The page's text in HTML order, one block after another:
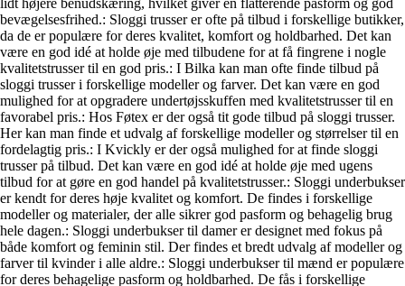
bevægelsesfrihed.: Sloggi trusser er ofte på tilbud i forskellige butikker,
da de er populære for deres kvalitet, komfort og holdbarhed. Det kan
være en god idé at holde øje med tilbudene for at få fingrene i nogle
kvalitetstrusser til en god pris.: I Bilka kan man ofte finde tilbud på
sloggi trusser i forskellige modeller og farver. Det kan være en god
mulighed for at opgradere undertøjsskuffen med kvalitetstrusser til en
favorabel pris.: Hos Føtex er der også tit gode tilbud på sloggi trusser.
Her kan man finde et udvalg af forskellige modeller og størrelser til en
fordelagtig pris.: I Kvickly er der også mulighed for at finde sloggi
trusser på tilbud. Det kan være en god idé at holde øje med ugens
tilbud for at gøre en god handel på kvalitetstrusser.: Sloggi underbukser
er kendt for deres høje kvalitet og komfort. De findes i forskellige
modeller og materialer, der alle sikrer god pasform og behagelig brug
hele dagen.: Sloggi underbukser til damer er designet med fokus på
både komfort og feminin stil. Der findes et bredt udvalg af modeller og
farver til kvinder i alle aldre.: Sloggi underbukser til mænd er populære
for deres behagelige pasform og holdbarhed. De fås i forskellige